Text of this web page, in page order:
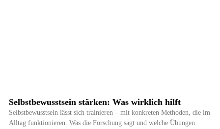
Selbstbewusstsein stärken: Was wirklich hilft
Selbstbewusstsein lässt sich trainieren – mit konkreten Methoden, die im
Alltag funktionieren. Was die Forschung sagt und welche Übungen